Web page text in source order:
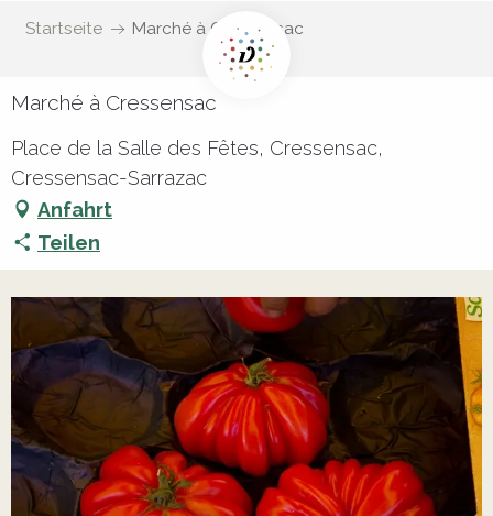
Startseite Marché à Cressensac
Marché à Cressensac
Place de la Salle des Fêtes, Cressensac,
Cressensac-Sarrazac
Anfahrt
Teilen